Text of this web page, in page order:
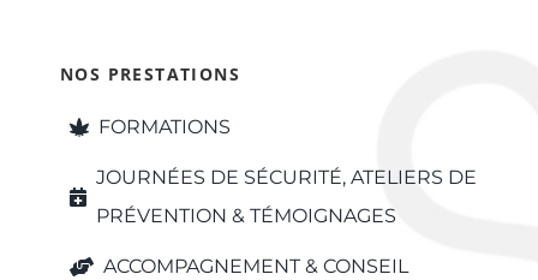
NOS PRESTATIONS
FORMATIONS
JOURNÉES DE SÉCURITÉ, ATELIERS DE
PRÉVENTION & TÉMOIGNAGES
ACCOMPAGNEMENT & CONSEIL